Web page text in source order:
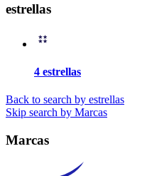
estrellas
4 estrellas
Back to search by estrellas
Skip search by Marcas
Marcas